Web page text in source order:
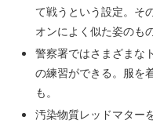
て戦うという設定。そ
オンによく似た姿のも
警察署ではさまざまな
の練習ができる。服を
も。
汚染物質レッドマター